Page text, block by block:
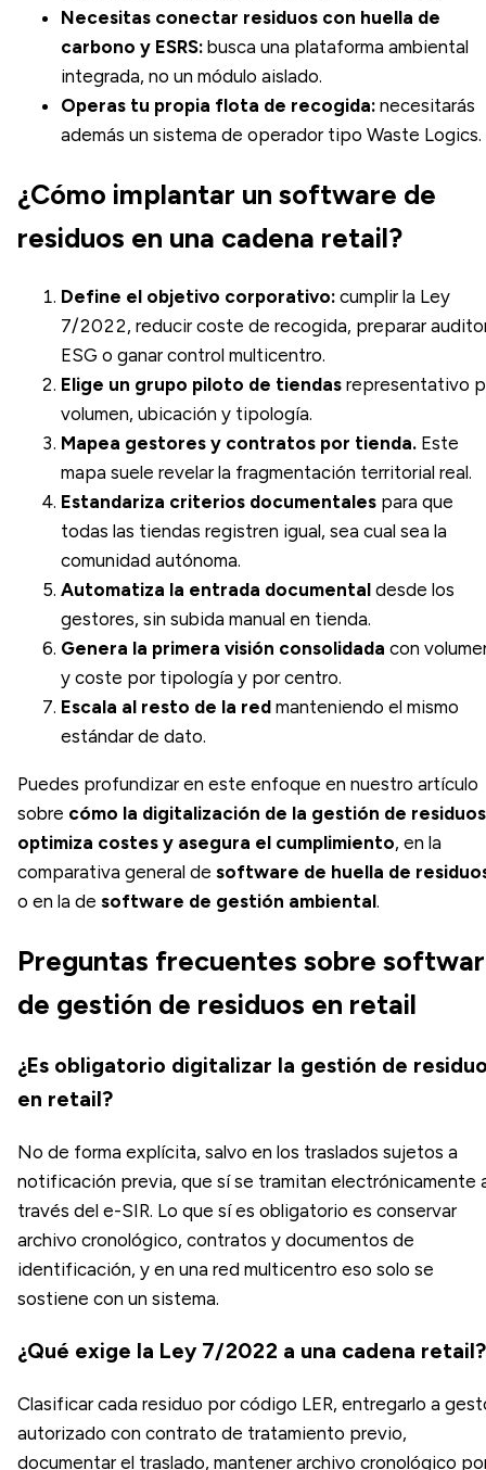
Necesitas conectar residuos con huella de
carbono y ESRS: busca una plataforma ambiental
integrada, no un módulo aislado.
Operas tu propia flota de recogida: necesitarás
además un sistema de operador tipo Waste Logics.
¿Cómo implantar un software de
residuos en una cadena retail?
Define el objetivo corporativo: cumplir la Ley
7/2022, reducir coste de recogida, preparar
ESG o ganar control multicentro.
Elige un grupo piloto de tiendas representativo
volumen, ubicación y tipología.
Mapea gestores y contratos por tienda. Este
mapa suele revelar la fragmentación territorial real.
Estandariza criterios documentales para que
todas las tiendas registren igual, sea cual sea la
comunidad autónoma.
Automatiza la entrada documental desde los
gestores, sin subida manual en tienda.
Genera la primera visión consolidada con
y coste por tipología y por centro.
Escala al resto de la red manteniendo el mismo
estándar de dato.
Puedes profundizar en este enfoque en nuestro artículo
sobre cómo la digitalización de la gestión de residuos
optimiza costes y asegura el cumplimiento, en la
comparativa general de software de huella de
o en la de software de gestión ambiental.
Preguntas frecuentes sobre
de gestión de residuos en retail
¿Es obligatorio digitalizar la gestión de
en retail?
No de forma explícita, salvo en los traslados sujetos a
notificación previa, que sí se tramitan electrónicamente
través del e-SIR. Lo que sí es obligatorio es conservar
archivo cronológico, contratos y documentos de
identificación, y en una red multicentro eso solo se
sostiene con un sistema.
¿Qué exige la Ley 7/2022 a una cadena retail?
Clasificar cada residuo por código LER, entregarlo a
autorizado con contrato de tratamiento previo,
documentar el traslado, mantener archivo cronológico